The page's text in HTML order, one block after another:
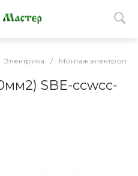
Электрика / Монтаж
SBE-ccwcc-